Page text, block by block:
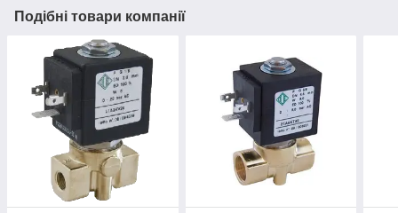
Подібні товари компанії